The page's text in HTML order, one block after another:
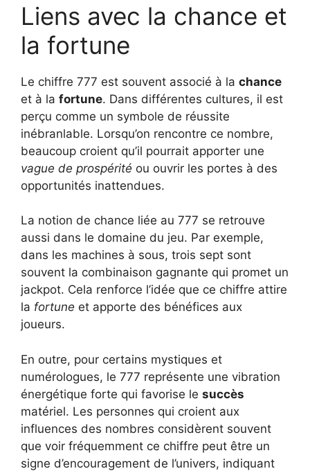
Liens avec la chance et
la fortune
Le chiffre 777 est souvent associé à la chance
et à la fortune. Dans différentes cultures, il est
perçu comme un symbole de réussite
inébranlable. Lorsqu’on rencontre ce nombre,
beaucoup croient qu’il pourrait apporter une
vague de prospérité ou ouvrir les portes à des
opportunités inattendues.
La notion de chance liée au 777 se retrouve
aussi dans le domaine du jeu. Par exemple,
dans les machines à sous, trois sept sont
souvent la combinaison gagnante qui promet un
jackpot. Cela renforce l’idée que ce chiffre attire
la fortune et apporte des bénéfices aux
joueurs.
En outre, pour certains mystiques et
numérologues, le 777 représente une vibration
énergétique forte qui favorise le succès
matériel. Les personnes qui croient aux
influences des nombres considèrent souvent
que voir fréquemment ce chiffre peut être un
signe d’encouragement de l’univers, indiquant